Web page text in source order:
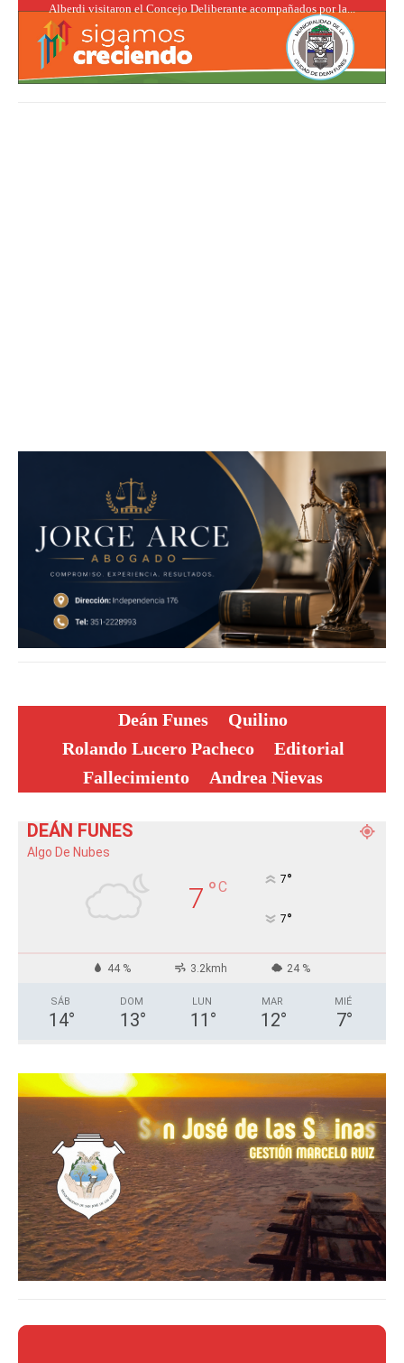
Alberdi visitaron el Concejo Deliberante acompañados por la...
Deán Funes
Quilino
Rolando Lucero Pacheco
Editorial
Fallecimiento
Andrea Nievas
DEÁN FUNES
Algo De Nubes
7 °C 7°
7°
44 % 3.2kmh 24 %
SÁB
14°
DOM
13°
LUN
11 °
MAR
12°
MIÉ
7°